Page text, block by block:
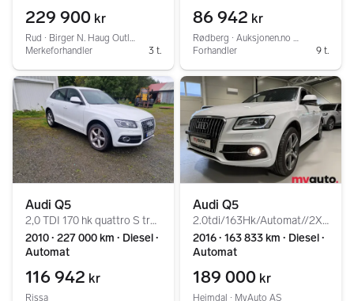
229 900 kr
Rud ∙ Birger N. Haug Outlet Rud
Merkeforhandler
3 t.
86 942 kr
Rødberg ∙ Auksjonen.no AS
Forhandler
9 t.
Audi Q5
2,0 TDI 170 hk quattro S tronic
2010 ∙ 227 000 km ∙ Diesel ∙
Automat
116 942 kr
Rissa
Audi Q5
2.0tdi/163Hk/Automat//2XS-Line/4X4/Webasto/Dab+/Krok+++
2016 ∙ 163 833 km ∙ Diesel ∙
Automat
189 000 kr
Heimdal ∙ MyAuto AS